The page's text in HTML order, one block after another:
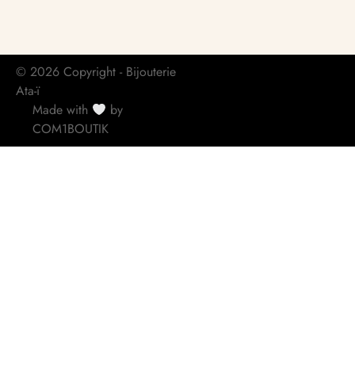
© 2026 Copyright - Bijouterie
Ata-ï
Made with
by
COM1BOUTIK